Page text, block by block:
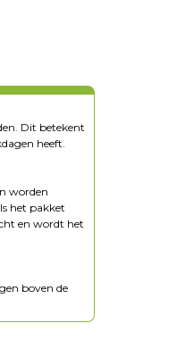
Dit betekent
heeft.
worden
het pakket
en wordt het
boven de